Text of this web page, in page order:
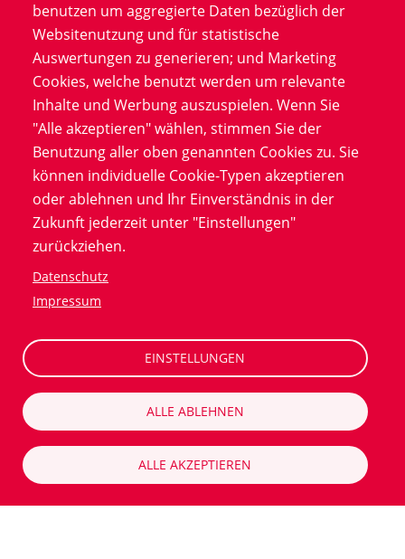
From a data perspective, analyzing real-world data
(RWD) across thousands of general practitioner
practices required advanced capabilities. The project
involved handling anonymized electronic patient
records at scale, ensuring robust data extraction,
processing, and interpretation.
Solution
benutzen um aggregierte Daten bezüglich der
Websitenutzung und für statistische
Auswertungen zu generieren; und Marketing
Cookies, welche benutzt werden um relevante
Inhalte und Werbung auszuspielen. Wenn Sie
"Alle akzeptieren" wählen, stimmen Sie der
Benutzung aller oben genannten Cookies zu. Sie
können individuelle Cookie-Typen akzeptieren
oder ablehnen und Ihr Einverständnis in der
Zukunft jederzeit unter "Einstellungen"
zurückziehen.
Datenschutz
Impressum
EINSTELLUNGEN
ALLE ABLEHNEN
ALLE AKZEPTIEREN